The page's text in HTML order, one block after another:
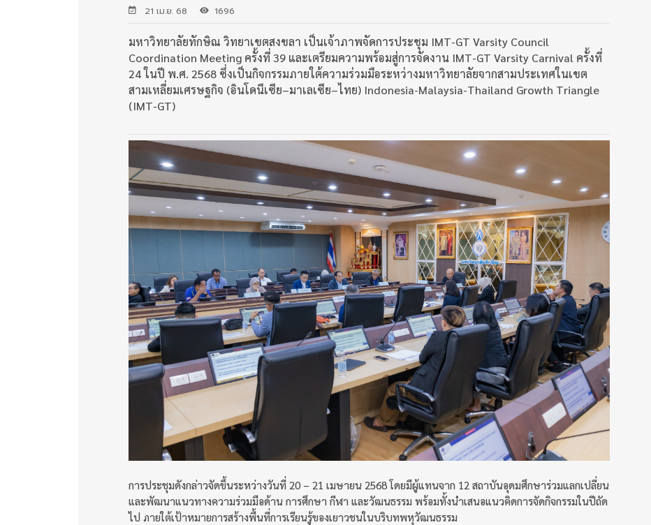
21 เม.ย. 68 1696
มหาวิทยาลัยทักษิณ วิทยาเขตสงขลา เป็นเจ้าภาพจัดการประชุม IMT-GT Varsity Council
Coordination Meeting ครั้งที่ 39 และเตรียมความพร้อมสู่การจัดงาน IMT-GT Varsity Carnival ครั้งที่
24 ในปี พ.ศ. 2568 ซึ่งเป็นกิจกรรมภายใต้ความร่วมมือระหว่างมหาวิทยาลัยจากสามประเทศในเขต
สามเหลี่ยมเศรษฐกิจ (อินโดนีเซีย–มาเลเซีย–ไทย) Indonesia-Malaysia-Thailand Growth Triangle
(IMT-GT)
การประชุมดังกล่าวจัดขึ้นระหว่างวันที่ 20 – 21 เมษายน 2568 โดยมีผู้แทนจาก 12 สถาบันอุดมศึกษาร่วมแลกเปลี่ยน
และพัฒนาแนวทางความร่วมมือด้าน การศึกษา กีฬา และวัฒนธรรม พร้อมทั้งนำเสนอแนวคิดการจัดกิจกรรมในปีถัด
ไป ภายใต้เป้าหมายการสร้างพื้นที่การเรียนรู้ของเยาวชนในบริบทพหุวัฒนธรรม